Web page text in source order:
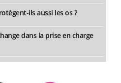
ils aussi les os ?
dans la prise en charge